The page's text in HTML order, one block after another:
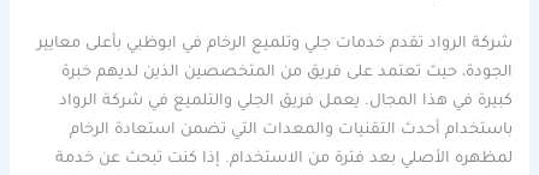
شركة الرواد تقدم خدمات جلي وتلميع الرخام في ابوظبي بأعلى معايير
الجودة، حيث تعتمد على فريق من المتخصصين الذين لديهم خبرة
كبيرة في هذا المجال. يعمل فريق الجلي والتلميع في شركة الرواد
باستخدام أحدث التقنيات والمعدات التي تضمن استعادة الرخام
لمظهره الأصلي بعد فترة من الاستخدام. إذا كنت تبحث عن خدمة